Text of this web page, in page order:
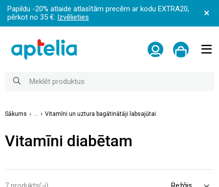
Papildu -20% atlaide atlasītām precēm ar kodu EXTRA20,
pērkot no 35 €: Izvēlieties
Sākums Vitamīni un uztura bagātinātāji labsajūtai
Vitamīni diabētam